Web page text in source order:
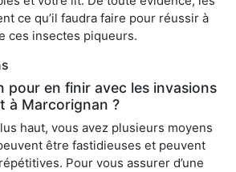
ce qu’il faudra faire pour réussir à
ces insectes piqueurs.
pour en finir avec les invasions
à Marcorignan ?
haut, vous avez plusieurs moyens
être fastidieuses et peuvent
Pour vous assurer d’une